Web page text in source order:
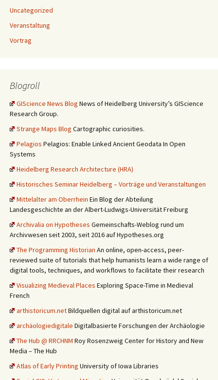
Uncategorized
Veranstaltung
Vortrag
Blogroll
GIScience News Blog News of Heidelberg University’s GIScience
Research Group.
Strange Maps Blog Cartographic curiosities.
Pelagios Pelagios: Enable Linked Ancient Geodata In Open
Systems
Heidelberg Research Architecture (HRA)
Historisches Seminar Heidelberg – Vorträge und Veranstaltungen
Mittelalter am Oberrhein Ein Blog der Abteilung
Landesgeschichte an der Albert-Ludwigs-Universität Freiburg
Archivalia on Hypotheses Gemeinschafts-Weblog rund um
Archivwesen seit 2003, seit 2016 auf Hypotheses.org
The Programming Historian An online, open-access, peer-
reviewed suite of tutorials that help humanists learn a wide range of
digital tools, techniques, and workflows to facilitate their research
Visualizing Medieval Places Exploring Space-Time in Medieval
French
arthistoricum.netBildquellen digital auf arthistoricum.net
archäologiedigitale Digitalbasierte Forschungen der Archäologie
The Hub @ RRCHNM Roy Rosenzweig Center for History and New
Media – The Hub
Atlas of Early Printing University of Iowa Libraries